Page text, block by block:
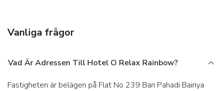
Vanliga frågor
Vad Är Adressen Till Hotel O Relax Rainbow?
Fastigheten är belägen på Flat No 239 Bari Pahadi Bairiya